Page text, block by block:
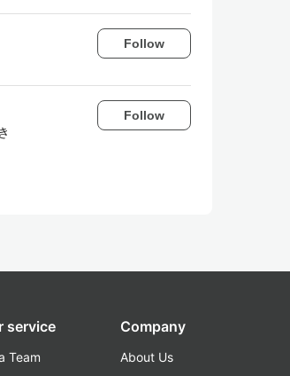
Follow
Follow
service
Team
Company
About Us